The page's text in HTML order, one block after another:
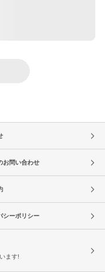
お問い合わせ
シーポリシー
ます!